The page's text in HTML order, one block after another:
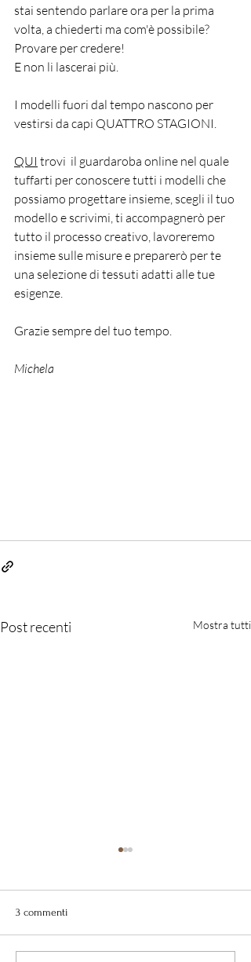
stai sentendo parlare ora per la prima
volta, a chiederti ma com'è possibile?
Provare per credere!
E non li lascerai più.
I modelli fuori dal tempo nascono per
vestirsi da capi QUATTRO STAGIONI.
QUI trovi  il guardaroba online nel quale
tuffarti per conoscere tutti i modelli che
possiamo progettare insieme, scegli il tuo
modello e scrivimi, ti accompagnerò per
tutto il processo creativo, lavoreremo
insieme sulle misure e preparerò per te
una selezione di tessuti adatti alle tue
esigenze.
Grazie sempre del tuo tempo.
Michela
Post recenti Mostra tutti
3 commenti